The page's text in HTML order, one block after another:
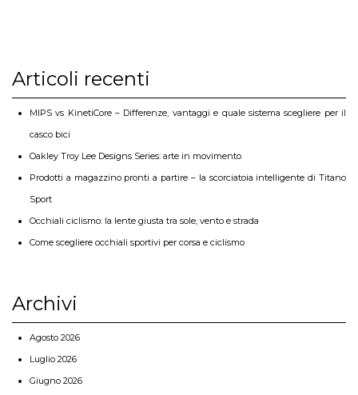
Articoli recenti
MIPS vs KinetiCore – Differenze, vantaggi e quale sistema scegliere per il
casco bici
Oakley Troy Lee Designs Series: arte in movimento
Prodotti a magazzino pronti a partire – la scorciatoia intelligente di Titano
Sport
Occhiali ciclismo: la lente giusta tra sole, vento e strada
Come scegliere occhiali sportivi per corsa e ciclismo
Archivi
Agosto 2026
Luglio 2026
Giugno 2026